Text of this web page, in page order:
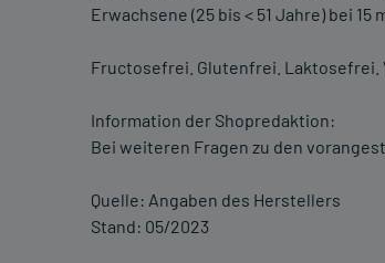
Erwachsene (25 bis < 51 Jahre) bei 15
Fructosefrei. Glutenfrei. Laktosefrei.
Information der Shopredaktion:
Bei weiteren Fragen zu den
Quelle: Angaben des Herstellers
Stand: 05/2023